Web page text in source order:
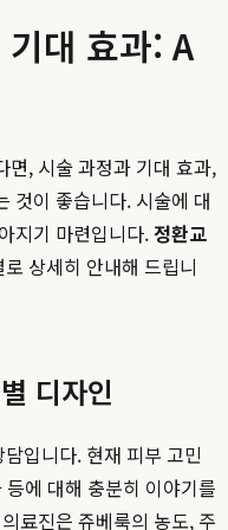
대 효과: A
면, 시술 과정과 기대 효과,
것이 좋습니다. 시술에 대
지기 마련입니다.정환교
상세히 안내해 드립니
디자인
입니다. 현재 피부 고민
에 대해 충분히 이야기를
료진은 쥬베룩의 농도, 주